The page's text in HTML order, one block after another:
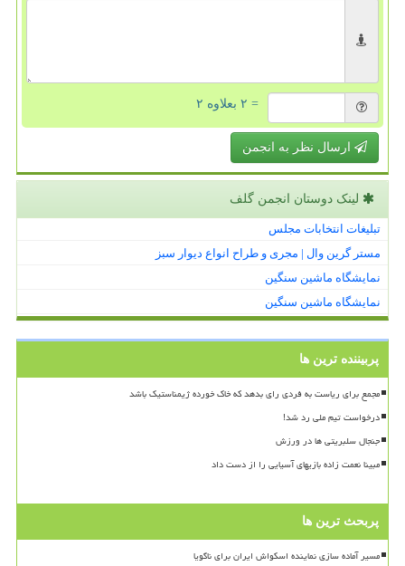
= ۲ بعلاوه ۲
ارسال نظر به انجمن
لینک دوستان انجمن گلف
تبلیغات انتخابات مجلس
مستر گرین وال | مجری و طراح انواع دیوار سبز
نمایشگاه ماشین سنگین
نمایشگاه ماشین سنگین
پربیننده ترین ها
مجمع برای ریاست به فردی رای بدهد که خاک خورده ژیمناستیک باشد
درخواست تیم ملی رد شد!
جنجال سلبریتی ها در ورزش
مبینا نعمت زاده بازیهای آسیایی را از دست داد
پربحث ترین ها
مسیر آماده سازی نماینده اسکواش ایران برای ناگویا